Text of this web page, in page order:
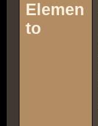
Elemen
to